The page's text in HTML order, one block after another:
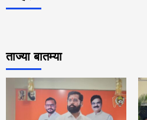
ताज्या बातम्या